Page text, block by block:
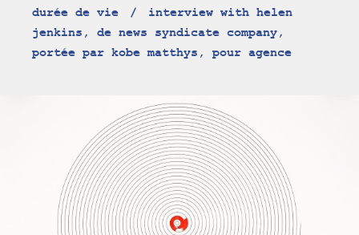
durée de vie
interview with helen
jenkins, de news syndicate company,
portée par kobe matthys, pour agence